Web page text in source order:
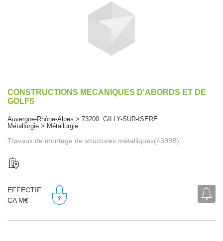
CONSTRUCTIONS MECANIQUES D'ABORDS ET DE
GOLFS
Auvergne-Rhône-Alpes > 73200 GILLY-SUR-ISERE
Métallurgie > Métallurgie
Travaux de montage de structures métalliques(4399B)
EFFECTIF
CA M€